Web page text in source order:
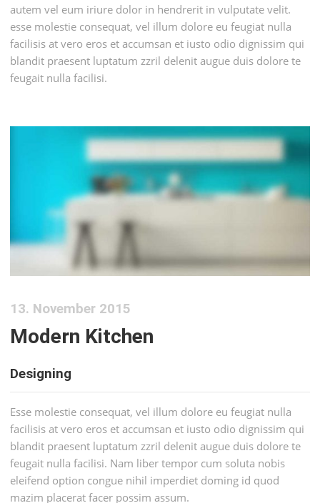
autem vel eum iriure dolor in hendrerit in vulputate velit.
esse molestie consequat, vel illum dolore eu feugiat nulla
facilisis at vero eros et accumsan et iusto odio dignissim qui
blandit praesent luptatum zzril delenit augue duis dolore te
feugait nulla facilisi.
13. November 2015
Modern Kitchen
Designing
Esse molestie consequat, vel illum dolore eu feugiat nulla
facilisis at vero eros et accumsan et iusto odio dignissim qui
blandit praesent luptatum zzril delenit augue duis dolore te
feugait nulla facilisi. Nam liber tempor cum soluta nobis
eleifend option congue nihil imperdiet doming id quod
mazim placerat facer possim assum.